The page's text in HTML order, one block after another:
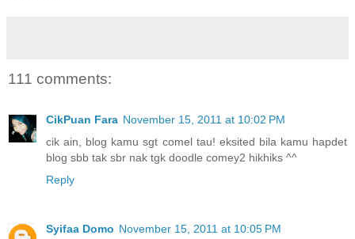
111 comments:
CikPuan Fara November 15, 2011 at 10:02 PM
cik ain, blog kamu sgt comel tau! eksited bila kamu hapdet
blog sbb tak sbr nak tgk doodle comey2 hikhiks ^^
Reply
Syifaa Domo November 15, 2011 at 10:05 PM